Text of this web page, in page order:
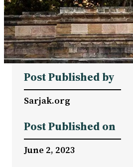
Post Published by
Sarjak.org
Post Published on
June 2, 2023